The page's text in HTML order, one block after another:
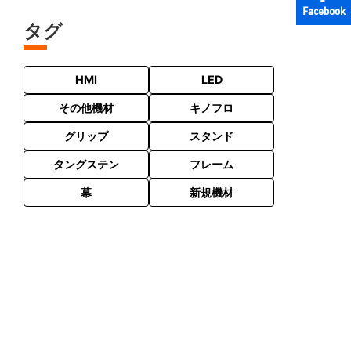
Facebook
タグ
HMI LED
その他機材 キノフロ
グリップ スタンド
タングステン フレーム
幕 新規機材